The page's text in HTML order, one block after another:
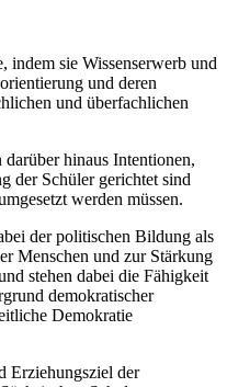
indem sie Wissenserwerb und
und deren
und überfachlichen
hinaus Intentionen,
der Schüler gerichtet sind
werden müssen.
der politischen Bildung als
Menschen und zur Stärkung
stehen dabei die Fähigkeit
demokratischer
Demokratie
Erziehungsziel der